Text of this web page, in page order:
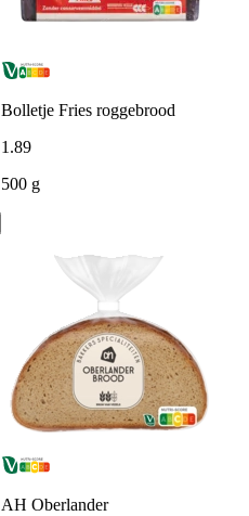
Bolletje Fries roggebrood
1.89
500 g
AH Oberlander